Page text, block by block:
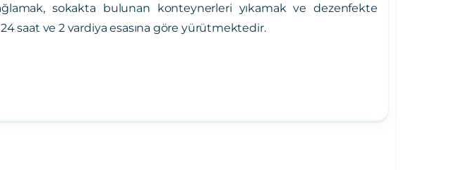
sokakta bulunan konteynerleri yıkamak ve dezenfekte
saat ve 2 vardiya esasına göre yürütmektedir.